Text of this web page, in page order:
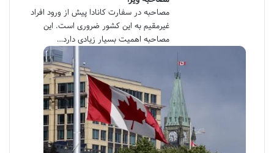
مصاحبه در سفارت کانادا پیش از ورود افراد
غیرمقیم به این کشور ضروری است. این
مصاحبه اهمیت بسیار زیادی دارد…